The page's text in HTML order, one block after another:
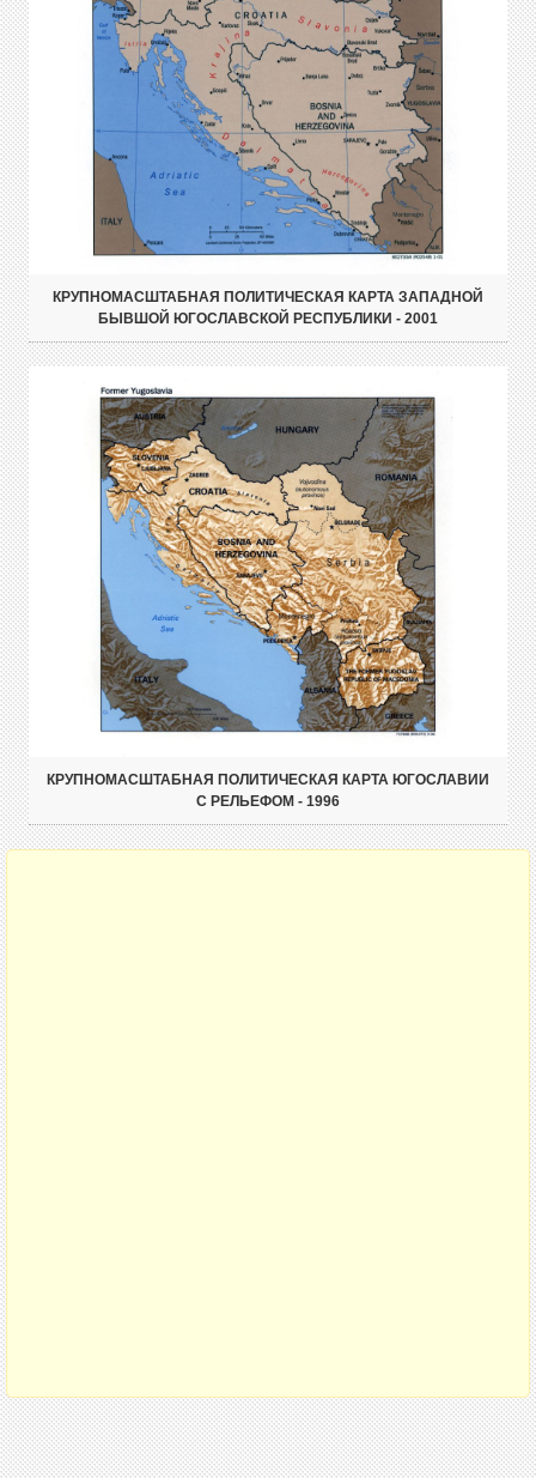
КРУПНОМАСШТАБНАЯ ПОЛИТИЧЕСКАЯ КАРТА ЗАПАДНОЙ
БЫВШОЙ ЮГОСЛАВСКОЙ РЕСПУБЛИКИ - 2001
КРУПНОМАСШТАБНАЯ ПОЛИТИЧЕСКАЯ КАРТА ЮГОСЛАВИИ
С РЕЛЬЕФОМ - 1996